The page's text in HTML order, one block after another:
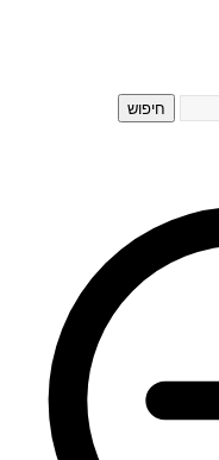
חיפוש